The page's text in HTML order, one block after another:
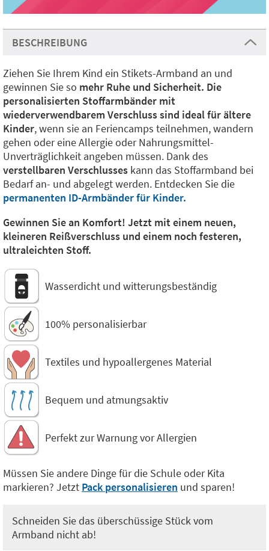
BESCHREIBUNG
Ziehen Sie Ihrem Kind ein Stikets-Armband an und
gewinnen Sie so mehr Ruhe und Sicherheit. Die
personalisierten Stoffarmbänder mit
wiederverwendbarem Verschluss sind ideal für ältere
Kinder, wenn sie an Feriencamps teilnehmen, wandern
gehen oder eine Allergie oder Nahrungsmittel-
Unverträglichkeit angeben müssen. Dank des
verstellbaren Verschlusses kann das Stoffarmband bei
Bedarf an- und abgelegt werden. Entdecken Sie die
permanenten ID-Armbänder für Kinder.
Gewinnen Sie an Komfort! Jetzt mit einem neuen,
kleineren Reißverschluss und einem noch festeren,
ultraleichten Stoff.
Wasserdicht und witterungsbeständig
100% personalisierbar
Textiles und hypoallergenes Material
Bequem und atmungsaktiv
Perfekt zur Warnung vor Allergien
Müssen Sie andere Dinge für die Schule oder Kita
markieren? Jetzt Pack personalisieren und sparen!
Schneiden Sie das überschüssige Stück vom
Armband nicht ab!